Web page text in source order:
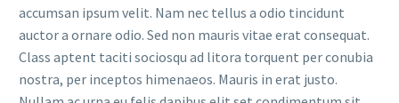
accumsan ipsum velit. Nam nec tellus a odio tincidunt
auctor a ornare odio. Sed non mauris vitae erat consequat.
Class aptent taciti sociosqu ad litora torquent per conubia
nostra, per inceptos himenaeos. Mauris in erat justo.